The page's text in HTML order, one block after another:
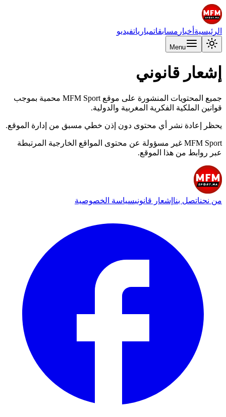
الرئيسية أخبار مسابقاتمبارياتفيديو
Menu
إشعار قانوني
جميع المحتويات المنشورة على موقع MFM Sport محمية بموجب
قوانين الملكية الفكرية المغربية والدولية.
يحظر إعادة نشر أي محتوى دون إذن خطي مسبق من إدارة الموقع.
MFM Sport غير مسؤولة عن محتوى المواقع الخارجية المرتبطة
عبر روابط من هذا الموقع.
من نحناتصل بنا إشعار قانونيسياسة الخصوصية